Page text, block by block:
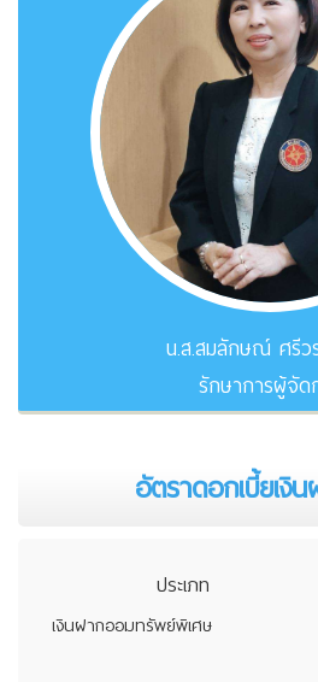
น.ส.สมลักษณ์ ศรีว
รักษาการผู้จัด
อัตราดอกเบี้ยเงิ
ประเภท
เงินฝากออมทรัพย์พิเศษ